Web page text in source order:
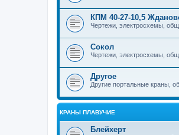
КПМ 40-27-10,5
Чертежи, электросхемы,
Сокол
Чертежи, электросхемы,
Другое
Другие портальные краны,
КРАНЫ ПЛАВУЧИЕ
Блейхерт